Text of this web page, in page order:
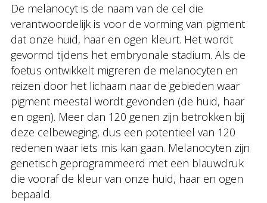
De melanocyt is de naam van de cel die
verantwoordelijk is voor de vorming van pigment
dat onze huid, haar en ogen kleurt. Het wordt
gevormd tijdens het embryonale stadium. Als de
foetus ontwikkelt migreren de melanocyten en
reizen door het lichaam naar de gebieden waar
pigment meestal wordt gevonden (de huid, haar
en ogen). Meer dan 120 genen zijn betrokken bij
deze celbeweging, dus een potentieel van 120
redenen waar iets mis kan gaan. Melanocyten zijn
genetisch geprogrammeerd met een blauwdruk
die vooraf de kleur van onze huid, haar en ogen
bepaald.